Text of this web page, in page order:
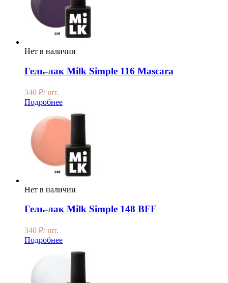
Нет в наличии
Гель-лак Milk Simple 116 Mascara
340 ₽/ шт.
Подробнее
Нет в наличии
Гель-лак Milk Simple 148 BFF
340 ₽/ шт.
Подробнее